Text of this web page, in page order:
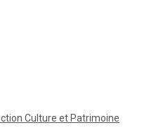
Culture et Patrimoine